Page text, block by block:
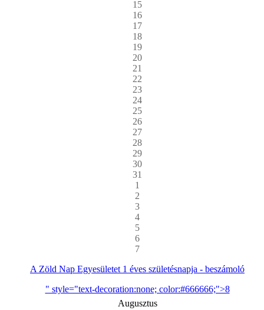
15
16
17
18
19
20
21
22
23
24
25
26
27
28
29
30
31
1
2
3
4
5
6
7
A Zöld Nap Egyesületet 1 éves születésnapja - beszámoló
" style="text-decoration:none; color:#666666;">8
Augusztus